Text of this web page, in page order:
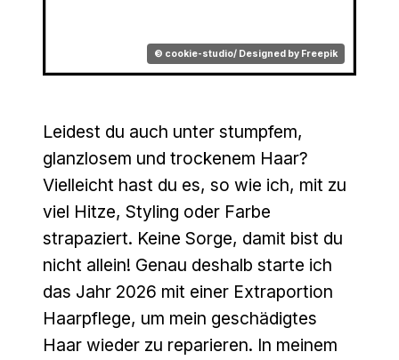
© cookie-studio/ Designed by Freepik
Leidest du auch unter stumpfem,
glanzlosem und trockenem Haar?
Vielleicht hast du es, so wie ich, mit zu
viel Hitze, Styling oder Farbe
strapaziert. Keine Sorge, damit bist du
nicht allein! Genau deshalb starte ich
das Jahr 2026 mit einer Extraportion
Haarpflege, um mein geschädigtes
Haar wieder zu reparieren. In meinem